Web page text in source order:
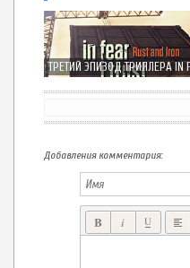
Добавления комментария: